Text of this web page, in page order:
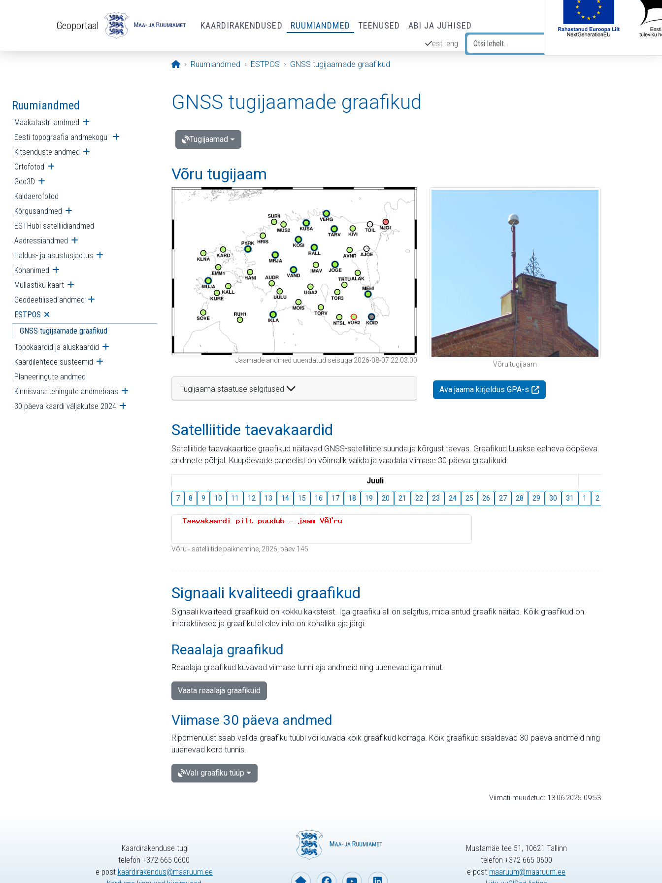
Geoportaal KAARDIRAKENDUSED RUUMIANDMED TEENUSED ABI JA JUHISED
est eng
Avaleht
Ruumiandmed ESTPOS GNSS tugijaamade graafikud
Ruumiandmed
Maakatastri andmed Ava alammenüü
Eesti topograafia andmekogu Ava alammenüü
Kitsenduste andmed Ava alammenüü
Ortofotod Ava alammenüü
Geo3D Ava alammenüü
Kaldaerofotod
Kõrgusandmed Ava alammenüü
ESTHubi satelliidiandmed
Aadressiandmed Ava alammenüü
Haldus- ja asustusjaotus Ava alammenüü
Kohanimed Ava alammenüü
Mullastiku kaart Ava alammenüü
Geodeetilised andmed Ava alammenüü
ESTPOS Ava alammenüü
GNSS tugijaamade graafikud
Topokaardid ja aluskaardid Ava alammenüü
Kaardilehtede süsteemid Ava alammenüü
Planeeringute andmed
Kinnisvara tehingute andmebaas Ava alammenüü
30 päeva kaardi väljakutse 2024 Ava alammenüü
GNSS tugijaamade graafikud
Tugijaamad
Võru tugijaam
Jaamade andmed uuendatud seisuga 2026-08-07 22:03:00
Tugijaama staatuse selgitused
Võru tugijaam
Ava jaama kirjeldus GPA-s
Satelliitide taevakaardid
Satelliitide taevakaartide graafikud näitavad GNSS-satelliitide suunda ja kõrgust taevas. Graafikud luuakse eelneva ööpäeva
andmete põhjal. Kuupäevade paneelist on võimalik valida ja vaadata viimase 30 päeva graafikuid.
Juuli
7 8 9 10 11 12 13 14 15 16 17 18 19 20 21 22 23 24 25 26 27 28 29 30 31 1 2
Võru - satelliitide paiknemine, 2026, päev 145
Signaali kvaliteedi graafikud
Signaali kvaliteedi graafikuid on kokku kaksteist. Iga graafiku all on selgitus, mida antud graafik näitab. Kõik graafikud on
interaktiivsed ja graafikutel olev info on kohaliku aja järgi.
Reaalaja graafikud
Reaalaja graafikud kuvavad viimase tunni aja andmeid ning uuenevad iga minut.
Vaata reaalaja graafikuid
Viimase 30 päeva andmed
Rippmenüüst saab valida graafiku tüübi või kuvada kõik graafikud korraga. Kõik graafikud sisaldavad 30 päeva andmeid ning
uuenevad kord tunnis.
Vali graafiku tüüp
Viimati muudetud: 13.06.2025 09:53
Kaardirakenduse tugi
telefon +372 665 0600
e-post kaardirakendus@maaruum.ee
Mustamäe tee 51, 10621 Tallinn
telefon +372 665 0600
e-post maaruum@maaruum.ee